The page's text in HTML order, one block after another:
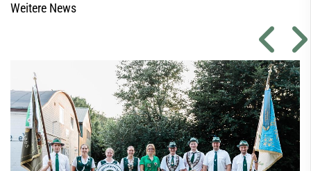
Weitere News